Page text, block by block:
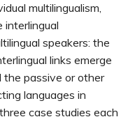
multilingualism,
interlingual
speakers: the
links emerge
passive or other
languages in
case studies each